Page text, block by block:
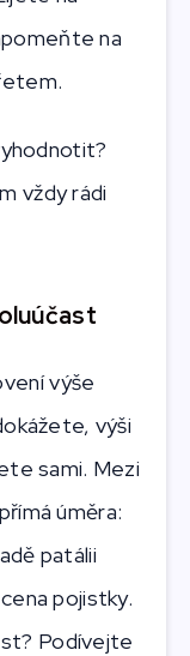
na
vždy rádi
výše
výši
sami. Mezi
úměra:
patálii
pojistky.
Podívejte